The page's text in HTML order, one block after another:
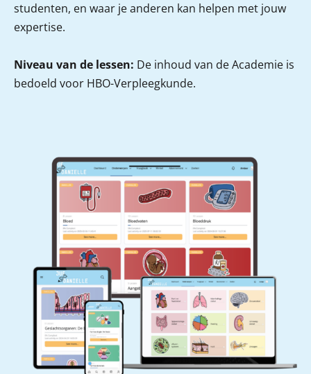
studenten, en waar je anderen kan helpen met jouw
expertise.
Niveau van de lessen: De inhoud van de Academie is
bedoeld voor HBO-Verpleegkunde.